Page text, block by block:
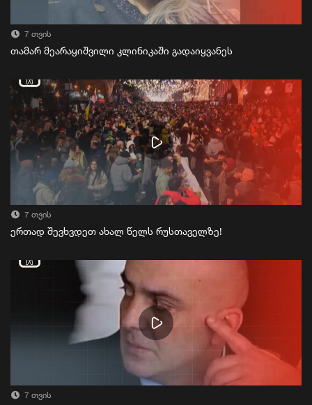
7 თვის
თამარ მეარაყიშვილი კლინიკაში გადაიყვანეს
7 თვის
ერთად შევხვდეთ ახალ წელს რუსთაველზე!
7 თვის